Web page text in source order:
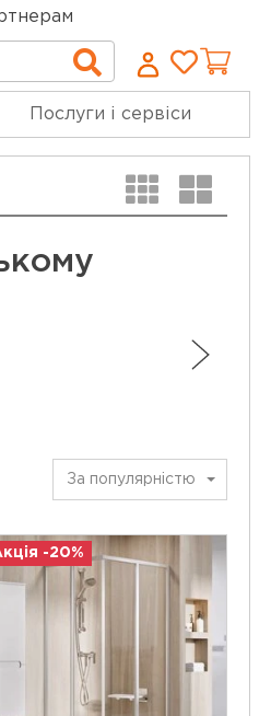
Пошук
Послуги і сервіси
За популярністю
-20%